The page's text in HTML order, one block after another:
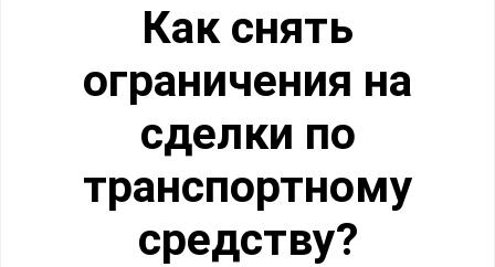
Как снять
ограничения на
сделки по
транспортному
средству?